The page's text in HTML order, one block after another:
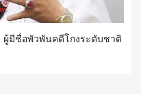
ผู้มีชื่อพัวพันคดีโกงระดับชาติ